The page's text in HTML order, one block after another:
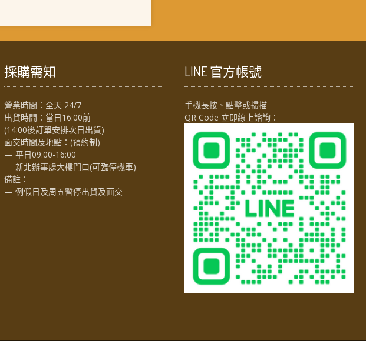
採購需知
營業時間：全天 24/7
出貨時間：當日16:00前
(14:00後訂單安排次日出貨)
面交時間及地點：(預約制)
— 平日09:00-16:00
— 新北辦事處大樓門口(可臨停機車)
備註：
— 例假日及周五暫停出貨及面交
LINE 官方帳號
手機長按、點擊或掃描
QR Code 立即線上諮詢：